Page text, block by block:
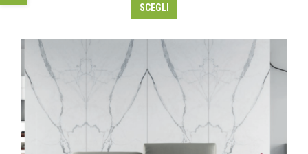
SCEGLI